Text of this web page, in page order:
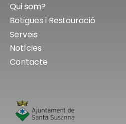
Qui som?
Botigues i Restauració
Serveis
Notícies
Contacte